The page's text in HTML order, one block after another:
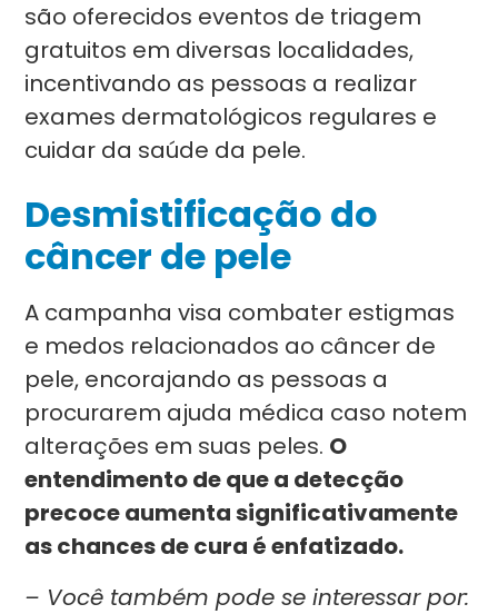
são oferecidos eventos de triagem
gratuitos em diversas localidades,
incentivando as pessoas a realizar
exames dermatológicos regulares e
cuidar da saúde da pele.
Desmistificação do
câncer de pele
A campanha visa combater estigmas
e medos relacionados ao câncer de
pele, encorajando as pessoas a
procurarem ajuda médica caso notem
alterações em suas peles. O
entendimento de que a detecção
precoce aumenta significativamente
as chances de cura é enfatizado.
– Você também pode se interessar por: